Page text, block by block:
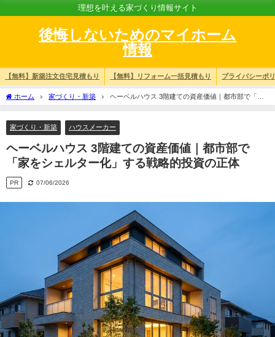
理想を叶える家づくり情報サイト
後悔しないためのマイホーム
情報
【無料】新築注文住宅見積もり 【無料】リフォーム一括見積もり プライバシーポ
ホーム 家づくり・新築
ヘーベルハウス 3階建ての資産価値｜都市部で「家
をシェルター化」する戦略的投資の正体
家づくり・新築 ハウスメーカー
ヘーベルハウス 3階建ての資産価値｜都市部で
「家をシェルター化」する戦略的投資の正体
PR 07/06/2026